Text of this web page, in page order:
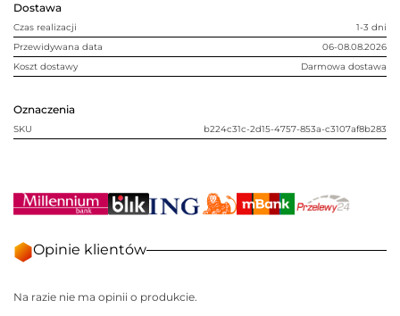
Dostawa
Czas realizacji
1-3 dni
Przewidywana data
06-08.08.2026
Koszt dostawy
Darmowa dostawa
Oznaczenia
SKU b224c31c-2d15-4757-853a-c3107af8b283
Opinie klientów
Na razie nie ma opinii o produkcie.